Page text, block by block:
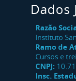
Dados
Razão
Instituto
Ramo de
Cursos e
CNPJ:
Insc.